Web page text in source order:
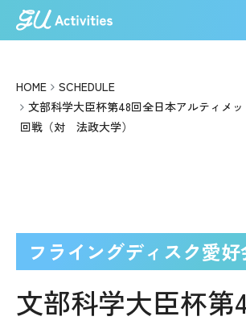
HOME
SCHEDULE
文部科学大臣杯第48回全日本アルティメ
回戦（対 法政大学）
フライングディスク愛好
文部科学大臣杯第